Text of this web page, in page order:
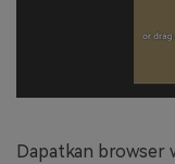
Dapatkan browser